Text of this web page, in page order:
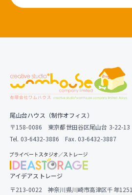
尾山台ハウス（制作オフィス）
〒158-0086 東京都世田谷区尾山台 3-22-13
Tel. 03-6432-3886 Fax. 03-6432-3887
アイデアストレージ
〒213-0022 神奈川県川崎市高津区千年1251